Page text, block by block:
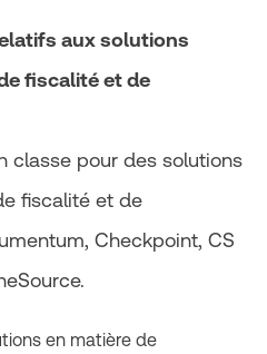
aux solutions
fiscalité et de
classe pour des solutions
fiscalité et de
Checkpoint, CS
en matière de